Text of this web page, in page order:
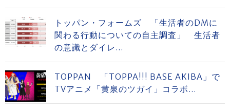
トッパン・フォームズ 「生活者のDMに
関わる行動についての自主調査」 生活者
の意識とダイレ...
TOPPAN 「TOPPA!!! BASE AKIBA」で
TVアニメ「黄泉のツガイ」コラボ...